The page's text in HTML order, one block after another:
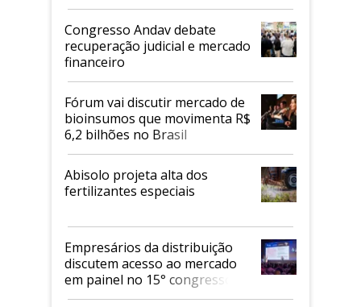
Congresso Andav debate
recuperação judicial e mercado
financeiro
Fórum vai discutir mercado de
bioinsumos que movimenta R$
6,2 bilhões no Brasil
Abisolo projeta alta dos
fertilizantes especiais
Empresários da distribuição
discutem acesso ao mercado
em painel no 15° congresso
Andav